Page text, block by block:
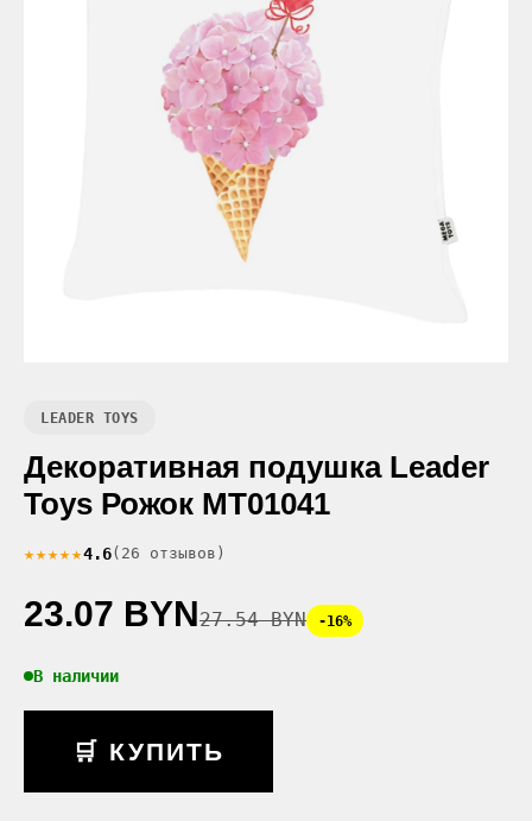
LEADER TOYS
Декоративная подушка Leader
Toys Рожок МТ01041
★★★★★4.6(26 отзывов)
23.07 BYN27.54 BYN -16%
В наличии
🛒 КУПИТЬ